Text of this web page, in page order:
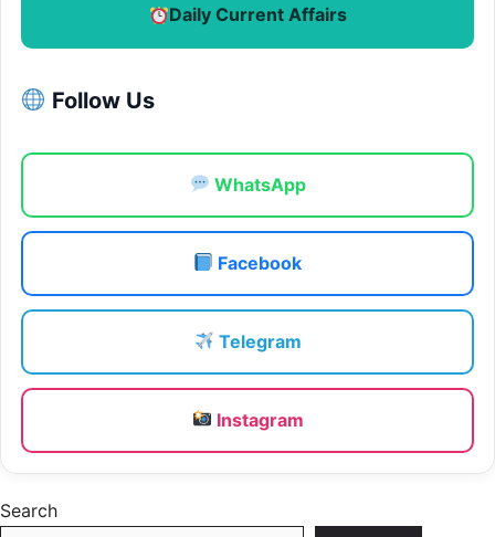
Daily Current Affairs
Follow Us
WhatsApp
Facebook
Telegram
Instagram
Search